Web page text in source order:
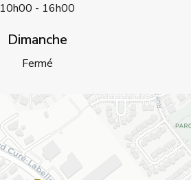
10h00 - 16h00
Dimanche
Fermé